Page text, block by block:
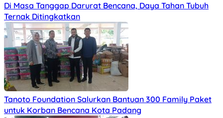
Di Masa Tanggap Darurat Bencana, Daya Tahan Tubuh
Ternak Ditingkatkan
Tanoto Foundation Salurkan Bantuan 300 Family Paket
untuk Korban Bencana Kota Padang